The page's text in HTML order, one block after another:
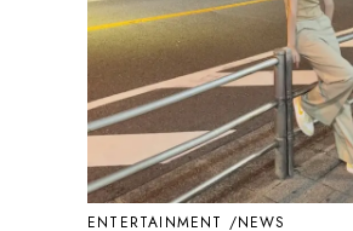
ENTERTAINMENT NEWS